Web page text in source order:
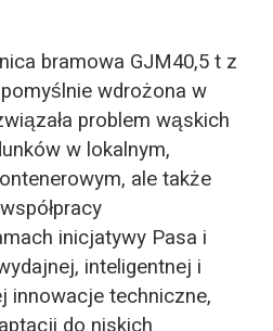
bramowa GJM40,5 t z
wdrożona w
problem wąskich
w lokalnym,
ale także
inicjatywy Pasa i
inteligentnej i
innowacje techniczne,